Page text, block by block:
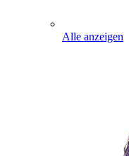
Alle anzeigen